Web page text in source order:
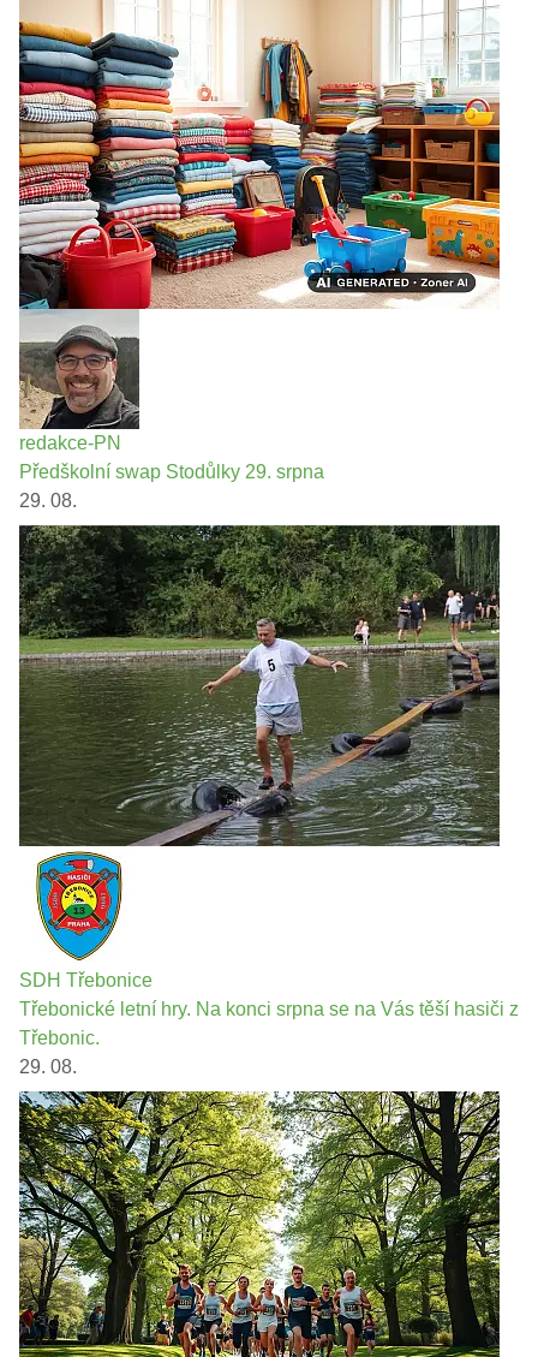
redakce-PN
Předškolní swap Stodůlky 29. srpna
29. 08.
SDH Třebonice
Třebonické letní hry. Na konci srpna se na Vás těší hasiči z
Třebonic.
29. 08.